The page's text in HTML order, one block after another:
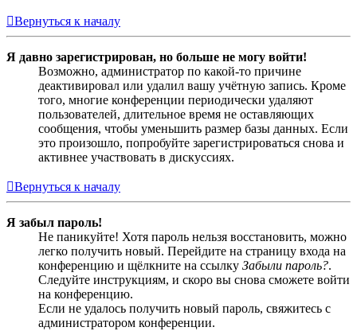
Вернуться к началу
Я давно зарегистрирован, но больше не могу войти!
Возможно, администратор по какой-то причине
деактивировал или удалил вашу учётную запись. Кроме
того, многие конференции периодически удаляют
пользователей, длительное время не оставляющих
сообщения, чтобы уменьшить размер базы данных. Если
это произошло, попробуйте зарегистрироваться снова и
активнее участвовать в дискуссиях.
Вернуться к началу
Я забыл пароль!
Не паникуйте! Хотя пароль нельзя восстановить, можно
легко получить новый. Перейдите на страницу входа на
конференцию и щёлкните на ссылку Забыли пароль?.
Следуйте инструкциям, и скоро вы снова сможете войти
на конференцию.
Если не удалось получить новый пароль, свяжитесь с
администратором конференции.